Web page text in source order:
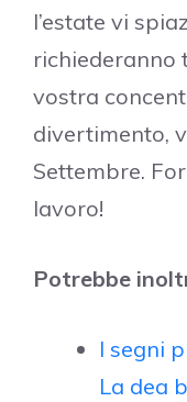
l’estate vi
richiederanno
vostra
divertimento,
Settembre.
lavoro!
Potrebbe
I segni
La dea